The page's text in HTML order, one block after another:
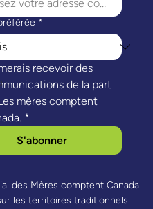
*
recevoir des
de la part
mères comptent
*
S'abonner
des Mères comptent Canada
les territoires traditionnels